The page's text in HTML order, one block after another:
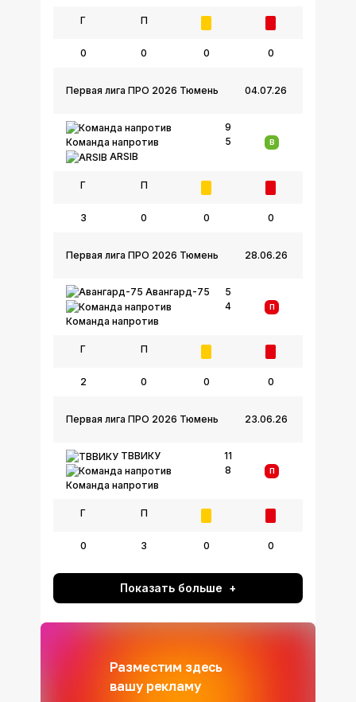
Г П
0 0 0 0
04.07.26
Первая лига ПРО 2026 Тюмень
Команда напротив
ARSIB
9
5
В
Г П
3 0 0 0
28.06.26
Первая лига ПРО 2026 Тюмень
Авангард-75
Команда напротив
5
4
П
Г П
2 0 0 0
23.06.26
Первая лига ПРО 2026 Тюмень
ТВВИКУ
Команда напротив
11
8
П
Г П
0 3 0 0
Показать больше
Разместим здесь
вашу рекламу